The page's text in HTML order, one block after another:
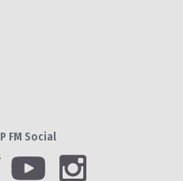
FM Social